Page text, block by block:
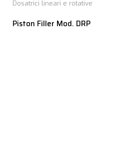
Dosatrici lineari e rotative
Piston Filler Mod. DRP